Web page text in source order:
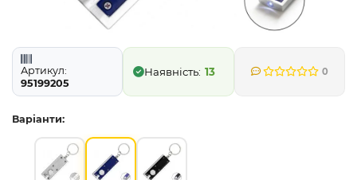
Артикул:
95199205
13 0
Варіанти: